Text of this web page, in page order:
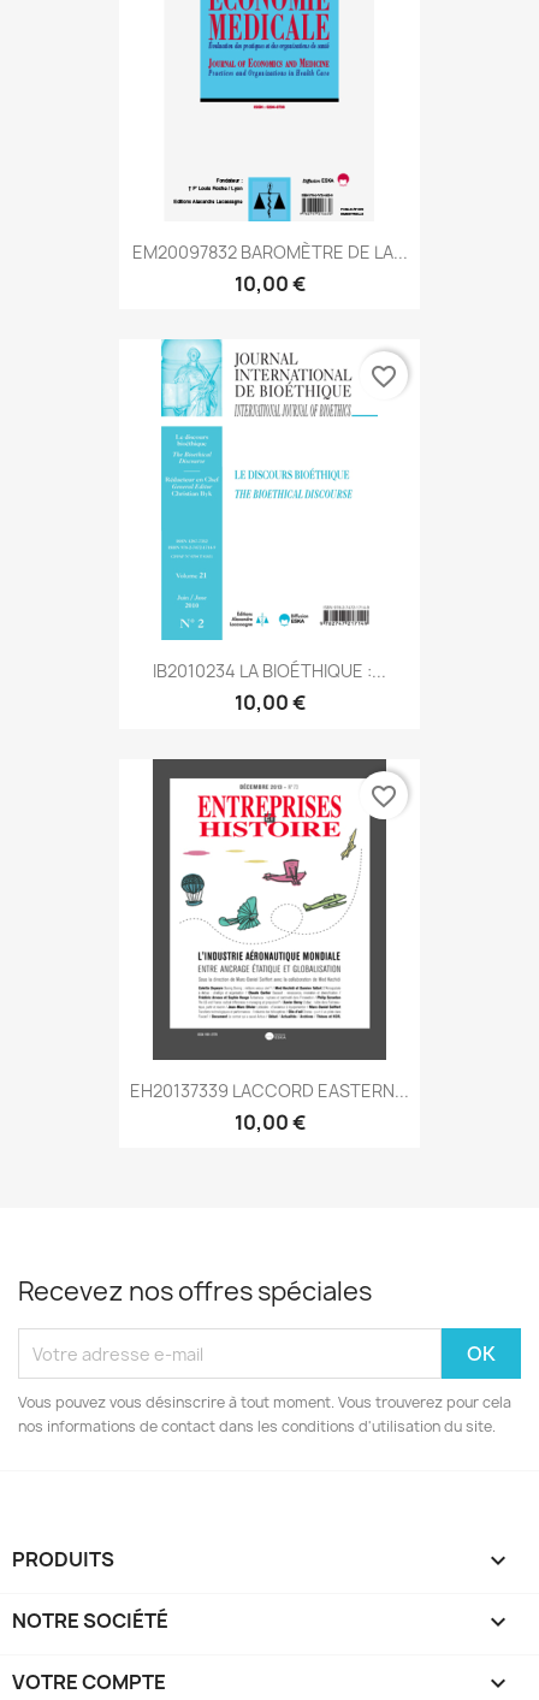
EM20097832 BAROMÈTRE DE LA...
10,00 €
IB2010234 LA BIOÉTHIQUE :...
10,00 €
favorite_border
EH20137339 LACCORD EASTERN...
10,00 €
favorite_border
Recevez nos offres spéciales
Vous pouvez vous désinscrire à tout moment. Vous trouverez pour cela
nos informations de contact dans les conditions d'utilisation du site.
PRODUITS 
NOTRE SOCIÉTÉ 
VOTRE COMPTE 